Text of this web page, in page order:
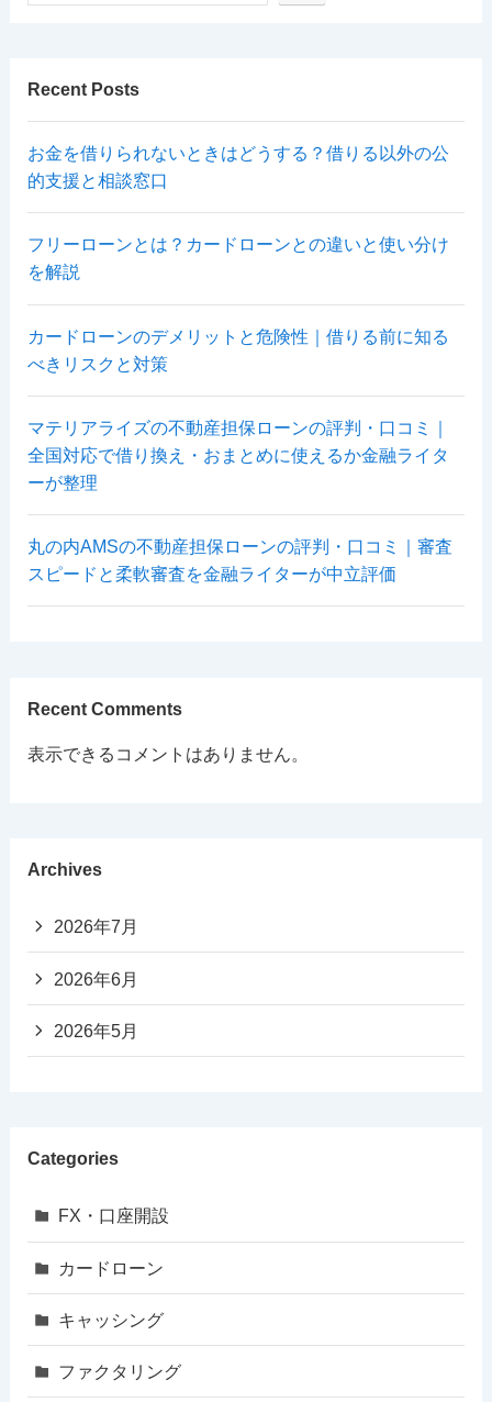
Recent Posts
お金を借りられないときはどうする？借りる以外の公
的支援と相談窓口
フリーローンとは？カードローンとの違いと使い分け
を解説
カードローンのデメリットと危険性｜借りる前に知る
べきリスクと対策
マテリアライズの不動産担保ローンの評判・口コミ｜
全国対応で借り換え・おまとめに使えるか金融ライタ
ーが整理
丸の内AMSの不動産担保ローンの評判・口コミ｜審査
スピードと柔軟審査を金融ライターが中立評価
Recent Comments
表示できるコメントはありません。
Archives
2026年7月
2026年6月
2026年5月
Categories
FX・口座開設
カードローン
キャッシング
ファクタリング